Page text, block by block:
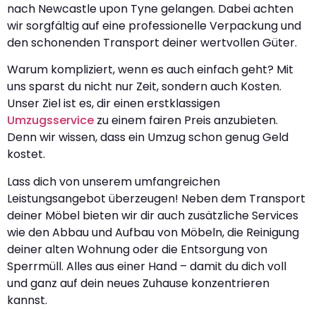
nach Newcastle upon Tyne gelangen. Dabei achten
wir sorgfältig auf eine professionelle Verpackung und
den schonenden Transport deiner wertvollen Güter.
Warum kompliziert, wenn es auch einfach geht? Mit
uns sparst du nicht nur Zeit, sondern auch Kosten.
Unser Ziel ist es, dir einen erstklassigen
Umzugsservice zu einem fairen Preis anzubieten.
Denn wir wissen, dass ein Umzug schon genug Geld
kostet.
Lass dich von unserem umfangreichen
Leistungsangebot überzeugen! Neben dem Transport
deiner Möbel bieten wir dir auch zusätzliche Services
wie den Abbau und Aufbau von Möbeln, die Reinigung
deiner alten Wohnung oder die Entsorgung von
Sperrmüll. Alles aus einer Hand – damit du dich voll
und ganz auf dein neues Zuhause konzentrieren
kannst.